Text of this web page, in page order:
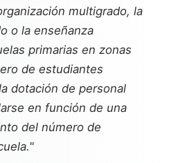
multigrado, la
o la enseñanza
primarias en zonas
de estudiantes
dotación de personal
en función de una
del número de